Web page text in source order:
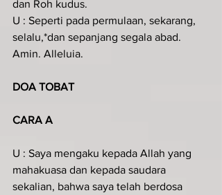
dan Roh kudus.
U : Seperti pada permulaan, sekarang,
selalu,*dan sepanjang segala abad.
Amin. Alleluia.
DOA TOBAT
CARA A
U : Saya mengaku kepada Allah yang
mahakuasa dan kepada saudara
sekalian, bahwa saya telah berdosa